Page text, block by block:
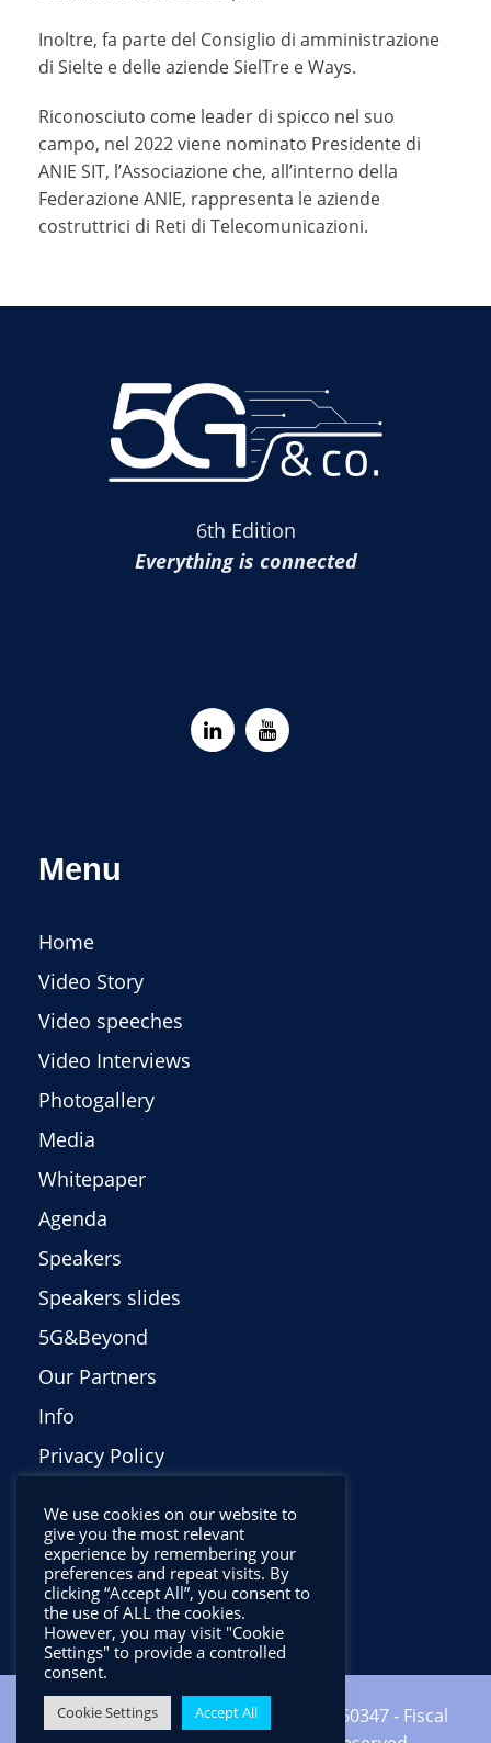
Inoltre, fa parte del Consiglio di amministrazione
di Sielte e delle aziende SielTre e Ways.
Riconosciuto come leader di spicco nel suo
campo, nel 2022 viene nominato Presidente di
ANIE SIT, l’Associazione che, all’interno della
Federazione ANIE, rappresenta le aziende
costruttrici di Reti di Telecomunicazioni.
6th Edition
Everything is connected
Menu
Home
Video Story
Video speeches
Video Interviews
Photogallery
Media
Whitepaper
Agenda
Speakers
Speakers slides
5G&Beyond
Our Partners
Info
Privacy Policy
Copyright ©2024 CNIT - VAT: 01938560347 - Fiscal
We use cookies on our website to
give you the most relevant
experience by remembering your
preferences and repeat visits. By
clicking “Accept All”, you consent to
the use of ALL the cookies.
However, you may visit "Cookie
Settings" to provide a controlled
consent.
Cookie Settings Accept All